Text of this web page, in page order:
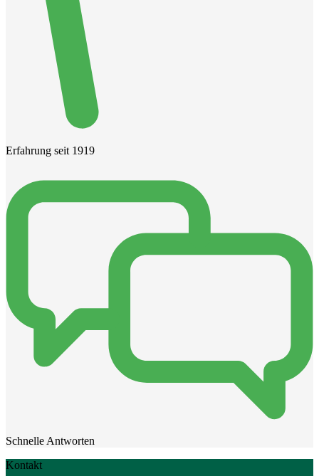
Erfahrung seit 1919
Schnelle Antworten
Kontakt